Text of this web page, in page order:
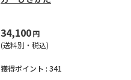
34,100円
(送料別・税込)
獲得ポイント : 341